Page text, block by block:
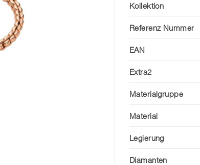
Kollektion
Referenz Nummer
EAN
Extra2
Materialgruppe
Material
Legierung
Diamanten